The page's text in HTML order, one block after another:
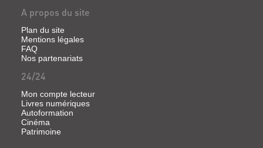
La
Nouvelle
République
Centre-
1985
(Collection
dirigée
MONUMENTS
EN
TOURAINE
Livre
Riviale,
Laurence
A propos du site
Plan du site
Mentions légales
FAQ
Nos partenariats
24/24
Mon compte lecteur
Livres numériques
Autoformation
Cinéma
Patrimoine